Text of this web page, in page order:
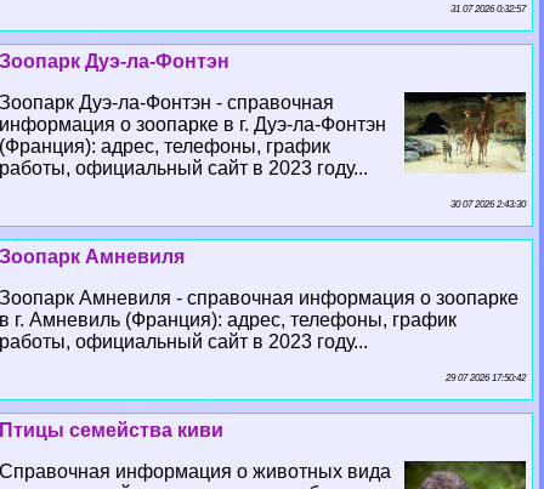
31 07 2026 0:32:57
Зоопарк Дуэ-ла-Фонтэн
Зоопарк Дуэ-ла-Фонтэн - справочная
информация о зоопарке в г. Дуэ-ла-Фонтэн
(Франция): адрес, телефоны, график
работы, официальный сайт в 2023 году...
30 07 2026 2:43:30
Зоопарк Амневиля
Зоопарк Амневиля - справочная информация о зоопарке
в г. Амневиль (Франция): адрес, телефоны, график
работы, официальный сайт в 2023 году...
29 07 2026 17:50:42
Птицы семейства киви
Справочная информация о животных вида